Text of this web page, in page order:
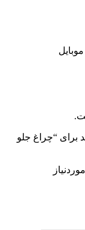
برای “چراغ جلو